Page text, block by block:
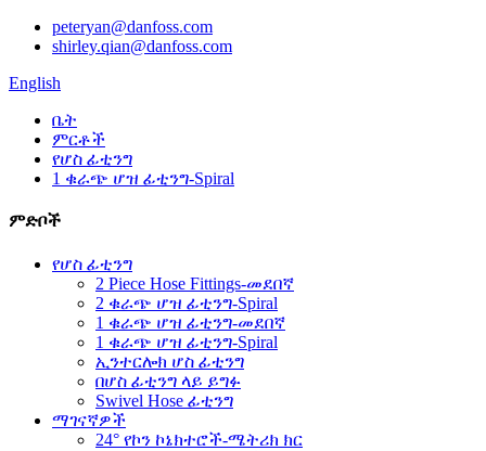
peteryan@danfoss.com
shirley.qian@danfoss.com
English
ቤት
ምርቶች
የሆስ ፊቲንግ
1 ቁራጭ ሆዝ ፊቲንግ-Spiral
ምድቦች
የሆስ ፊቲንግ
2 Piece Hose Fittings-መደበኛ
2 ቁራጭ ሆዝ ፊቲንግ-Spiral
1 ቁራጭ ሆዝ ፊቲንግ-መደበኛ
1 ቁራጭ ሆዝ ፊቲንግ-Spiral
ኢንተርሎክ ሆስ ፊቲንግ
በሆስ ፊቲንግ ላይ ይግፉ
Swivel Hose ፊቲንግ
ማገናኛዎች
24° የኮን ኮኔክተሮች-ሜትሪክ ክር